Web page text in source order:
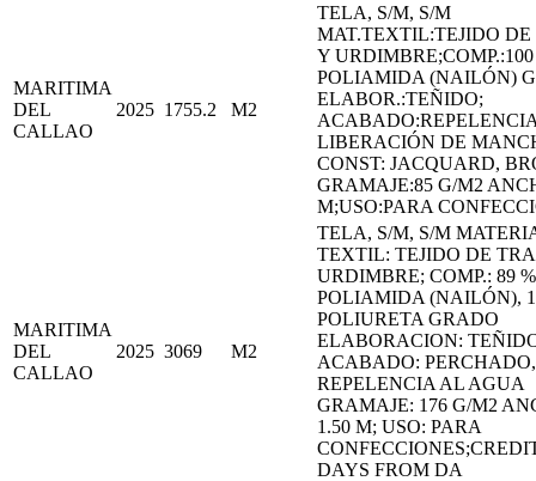
MARITIMA
DEL
CALLAO
2025 1755.2 M2
TELA, S/M, S/M
MAT.TEXTIL:TEJIDO
Y URDIMBRE;COMP.:100
POLIAMIDA (NAILÓN)
ELABOR.:TEÑIDO;
LIBERACIÓN DE
CONST: JACQUARD,
GRAMAJE:85 G/M2
M;USO:PARA
MARITIMA
DEL
CALLAO
2025 3069 M2
TELA, S/M, S/M
TEXTIL: TEJIDO DE
URDIMBRE; COMP.: 89 %
POLIAMIDA (NAILÓN),
POLIURETA GRADO
ELABORACION:
ACABADO: PERCHADO,
REPELENCIA AL AGUA
GRAMAJE: 176 G/M2
1.50 M; USO: PARA
DAYS FROM DA